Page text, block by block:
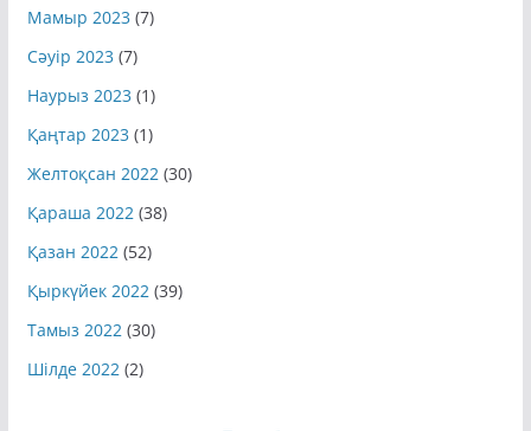
Мамыр 2023 (7)
Сәуір 2023 (7)
Наурыз 2023 (1)
Қаңтар 2023 (1)
Желтоқсан 2022(30)
Қараша 2022(38)
Қазан 2022(52)
Қыркүйек 2022(39)
Тамыз 2022(30)
Шілде 2022(2)